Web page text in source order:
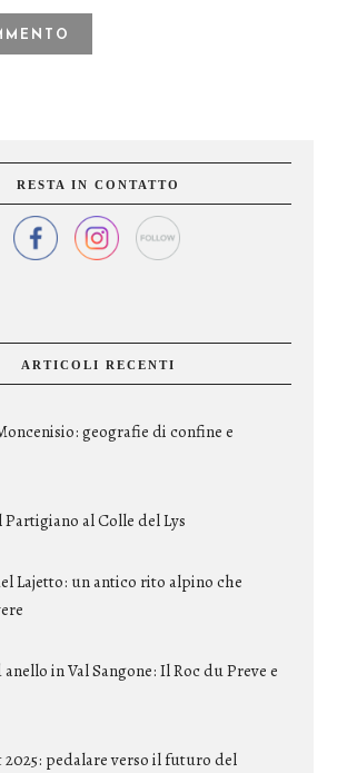
RESTA IN CONTATTO
ARTICOLI RECENTI
geografie di confine e
al Colle del Lys
Lajetto: un antico rito alpino che
in Val Sangone: Il Roc du Preve e
2025: pedalare verso il futuro del